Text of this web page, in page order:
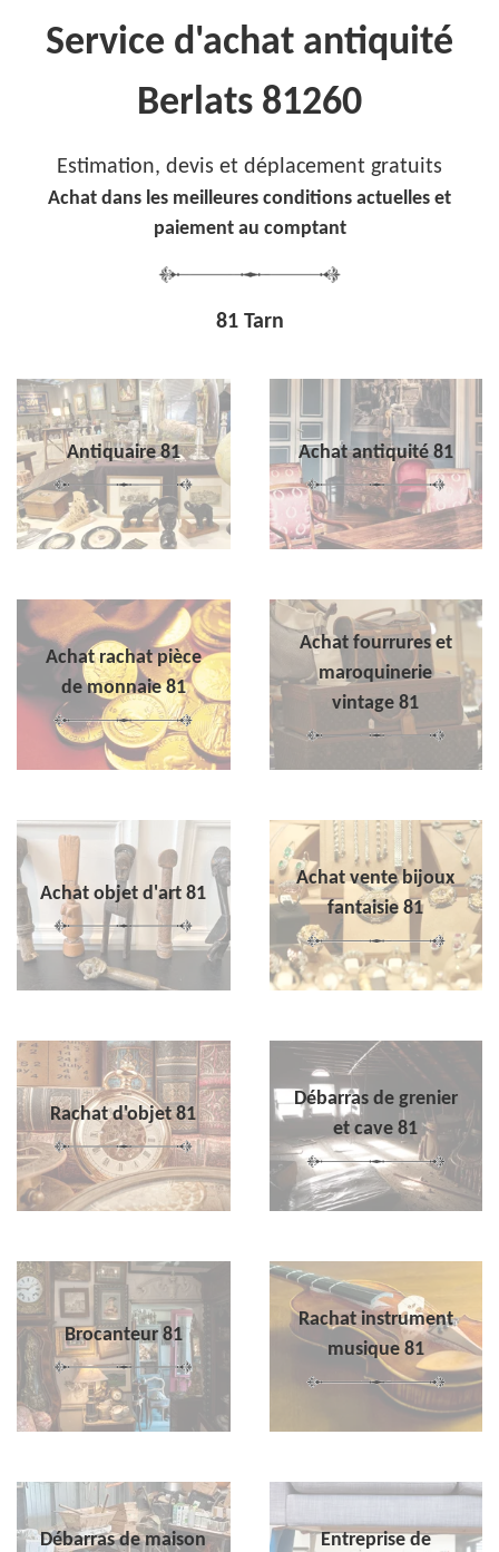
Service d'achat antiquité
Berlats 81260
Estimation, devis et déplacement gratuits
Achat dans les meilleures conditions actuelles et
paiement au comptant
81 Tarn
Antiquaire 81 Achat antiquité 81
Achat rachat pièce
de monnaie 81
Achat fourrures et
maroquinerie
vintage 81
Achat objet d'art 81
Achat vente bijoux
fantaisie 81
Rachat d'objet 81
Débarras de grenier
et cave 81
Brocanteur 81
Rachat instrument
musique 81
Débarras de maison
Entreprise de